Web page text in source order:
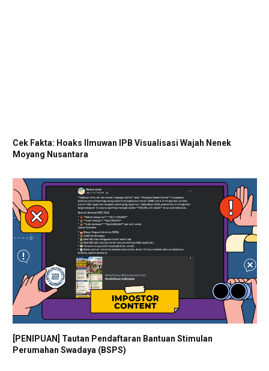
Cek Fakta: Hoaks Ilmuwan IPB Visualisasi Wajah Nenek
Moyang Nusantara
[PENIPUAN] Tautan Pendaftaran Bantuan Stimulan
Perumahan Swadaya (BSPS)